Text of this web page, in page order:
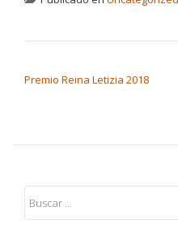
Premio Reina Letizia 2018